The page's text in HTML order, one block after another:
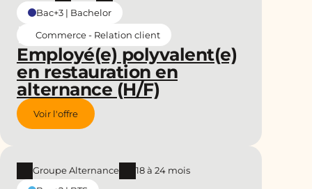
Employé(e) polyvalent(e)
en restauration en
alternance (H/F)
Bac+3 | Bachelor
Commerce - Relation client
Voir l'offre
Groupe Alternance
18 à 24 mois